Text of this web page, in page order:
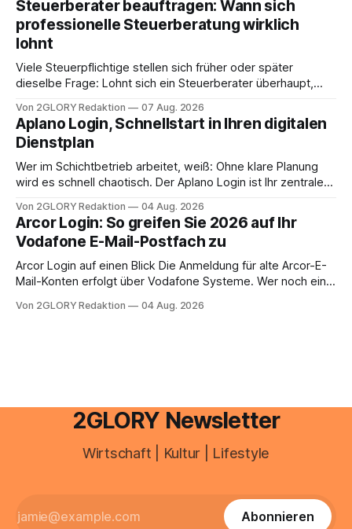
Frage: Muss die Versorgung dauerhaft in der Klinik bleiben –
oder ist ein Leben zu Hause möglich? Die außerklinische
Intensivpflege bietet genau diese Alternative: Sie
Steuerberater beauftragen: Wann sich
professionelle Steuerberatung wirklich
lohnt
Viele Steuerpflichtige stellen sich früher oder später
dieselbe Frage: Lohnt sich ein Steuerberater überhaupt,
erledigen? Die kurze Antwort: Bei einfachen
Einkommensverhältnissen reicht häufig eine Steuersoftware
aus – sobald jedoch mehrere Einkunftsarten
zusammentreffen oder größere finanzielle Veränderungen
anstehen, zahlt sich professionelle Unterstützung meist
Von 2GLORY Redaktion 07 Aug. 2026
Aplano Login, Schnellstart in Ihren digitalen
Dienstplan
Wer im Schichtbetrieb arbeitet, weiß: Ohne klare Planung
wird es schnell chaotisch. Der Aplano Login ist Ihr zentraler
abwesenheiten und die gesamte kommunikation rund um
Ihr personal digital zu organisieren. In diesem Leitfaden
erfahren Sie alles, was Sie für einen reibungslosen Einstieg
brauchen, von der Registrierung
Von 2GLORY Redaktion 04 Aug. 2026
Arcor Login: So greifen Sie 2026 auf Ihr
Vodafone E-Mail-Postfach zu
Arcor Login auf einen Blick Die Anmeldung für alte Arcor-E-
Mail-Konten erfolgt über Vodafone Systeme. Wer noch eine
besitzt, loggt sich heute über das Vodafone E-Mail & Cloud
Von 2GLORY Redaktion 04 Aug. 2026
2GLORY Newsletter
Wirtschaft | Kultur | Lifestyle
Abonnieren